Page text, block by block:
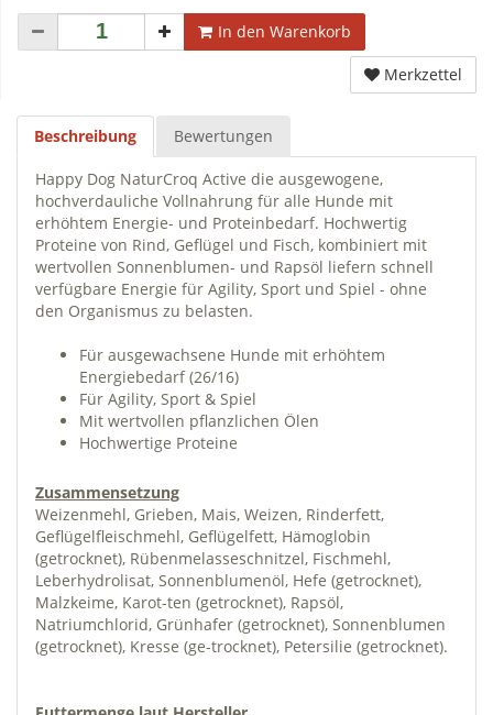
In den Warenkorb
Merkzettel
Beschreibung Bewertungen
Happy Dog NaturCroq Active die ausgewogene,
hochverdauliche Vollnahrung für alle Hunde mit
erhöhtem Energie- und Proteinbedarf. Hochwertig
Proteine von Rind, Geflügel und Fisch, kombiniert mit
wertvollen Sonnenblumen- und Rapsöl liefern schnell
verfügbare Energie für Agility, Sport und Spiel - ohne
den Organismus zu belasten.
Für ausgewachsene Hunde mit erhöhtem
Energiebedarf (26/16)
Für Agility, Sport & Spiel
Mit wertvollen pflanzlichen Ölen
Hochwertige Proteine
Zusammensetzung
Weizenmehl, Grieben, Mais, Weizen, Rinderfett,
Geflügelfleischmehl, Geflügelfett, Hämoglobin
(getrocknet), Rübenmelasseschnitzel, Fischmehl,
Leberhydrolisat, Sonnenblumenöl, Hefe (getrocknet),
Malzkeime, Karot-ten (getrocknet), Rapsöl,
Natriumchlorid, Grünhafer (getrocknet), Sonnenblumen
(getrocknet), Kresse (ge-trocknet), Petersilie (getrocknet).